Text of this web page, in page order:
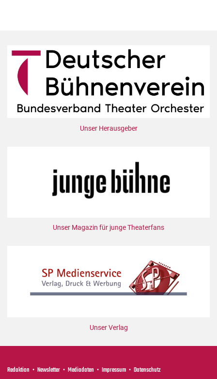
Unser Herausgeber
Unser Magazin für junge Theaterfans
Unser Verlag
Redaktion Newsletter Mediadaten Impressum Datenschutz